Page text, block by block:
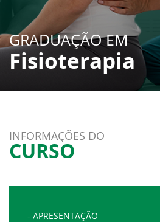
GRADUAÇÃO EM
Fisioterapia
INFORMAÇÕES DO
CURSO
- APRESENTAÇÃO